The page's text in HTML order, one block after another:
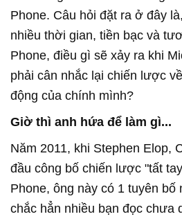
Phone. Câu hỏi đặt ra ở đây
nhiều thời gian, tiền bạc và
Phone, điều gì sẽ xảy ra khi
phải cân nhắc lại chiến lược
động của chính mình?
Giờ thì anh hứa để làm gì...
Năm 2011, khi Stephen Elop,
đầu công bố chiến lược "tất
Phone, ông này có 1 tuyên bố
chắc hẳn nhiều bạn đọc chưa